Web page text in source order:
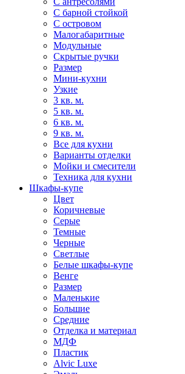
С барной стойкой
С островом
Малогабаритные
Модульные
Скрытые ручки
Размер
Мини-кухни
Узкие
3 кв. м.
5 кв. м.
6 кв. м.
9 кв. м.
Все для кухни
Варианты отделки
Мойки и смесители
Техника для кухни
Шкафы-купе
Цвет
Коричневые
Серые
Темные
Черные
Светлые
Белые шкафы-купе
Венге
Размер
Маленькие
Большие
Средние
Отделка и материал
МДФ
Пластик
Alvic Luxe